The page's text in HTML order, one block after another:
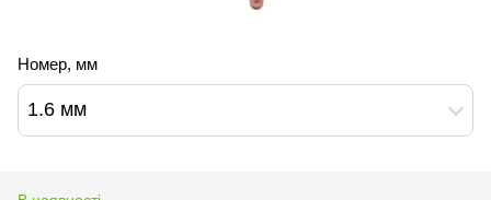
Номер, мм
1.6 мм